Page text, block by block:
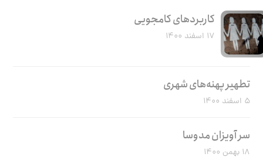
کاربرد‌های کامجویی
۱۷ اسفند ۱۴۰۰
تطهیر پهنه‌های شهری
۵ اسفند ۱۴۰۰
سر آویزان مدوسا
۱۸ بهمن ۱۴۰۰